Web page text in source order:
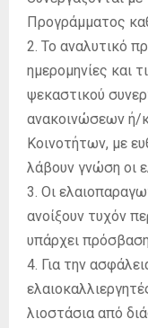
Προγράμματος
2. Το αναλυτικό
ημερομηνίες και
ψεκαστικού
ανακοινώσεων ή/
Κοινοτήτων, με
λάβουν γνώση οι
3. Οι
ανοίξουν τυχόν
υπάρχει
4. Για την
λιοστάσια από